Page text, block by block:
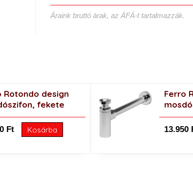
Áraink bruttó árak, az ÁFÁ-t tartalmazzák.
Rotondo design
fekete
Ft Kosárba
Ferro
13.950